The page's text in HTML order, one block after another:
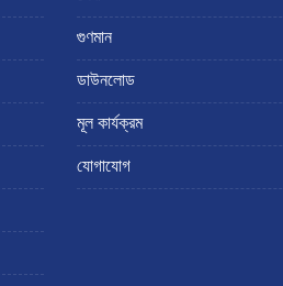
গুণমান
ডাউনলোড
মূল কার্যক্রম
যোগাযোগ